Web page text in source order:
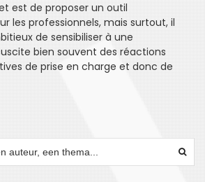
est de proposer un outil
les professionnels, mais surtout, il
de sensibiliser à une
bien souvent des réactions
de prise en charge et donc de